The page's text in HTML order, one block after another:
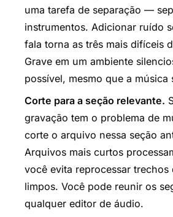
uma tarefa de separação —
instrumentos. Adicionar ruído
fala torna as três mais difíceis
Grave em um ambiente
possível, mesmo que a música
Corte para a seção relevante.
gravação tem o problema de
corte o arquivo nessa seção
Arquivos mais curtos
você evita reprocessar trechos
limpos. Você pode reunir os
qualquer editor de áudio.